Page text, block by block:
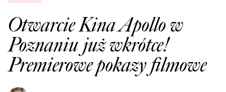
Otwarcie Kina Apollo w
Poznaniu już wkrótce!
Premierowe pokazy filmowe